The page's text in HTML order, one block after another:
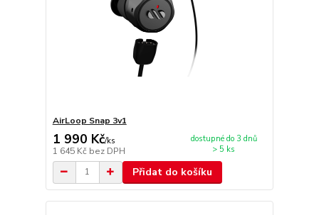
AirLoop Snap 3v1
1 990 Kč/ks
1 645 Kč bez DPH
dostupné do 3 dnů
> 5 ks
Přidat do košíku